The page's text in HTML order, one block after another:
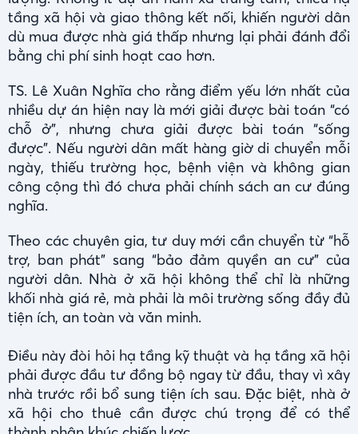
tầng xã hội và giao thông kết nối, khiến người dân
dù mua được nhà giá thấp nhưng lại phải đánh đổi
bằng chi phí sinh hoạt cao hơn.
TS. Lê Xuân Nghĩa cho rằng điểm yếu lớn nhất của
nhiều dự án hiện nay là mới giải được bài toán “có
chỗ ở”, nhưng chưa giải được bài toán “sống
được”. Nếu người dân mất hàng giờ di chuyển mỗi
ngày, thiếu trường học, bệnh viện và không gian
công cộng thì đó chưa phải chính sách an cư đúng
nghĩa.
Theo các chuyên gia, tư duy mới cần chuyển từ “hỗ
trợ, ban phát” sang “bảo đảm quyền an cư” của
người dân. Nhà ở xã hội không thể chỉ là những
khối nhà giá rẻ, mà phải là môi trường sống đầy đủ
tiện ích, an toàn và văn minh.
Điều này đòi hỏi hạ tầng kỹ thuật và hạ tầng xã hội
phải được đầu tư đồng bộ ngay từ đầu, thay vì xây
nhà trước rồi bổ sung tiện ích sau. Đặc biệt, nhà ở
xã hội cho thuê cần được chú trọng để có thể